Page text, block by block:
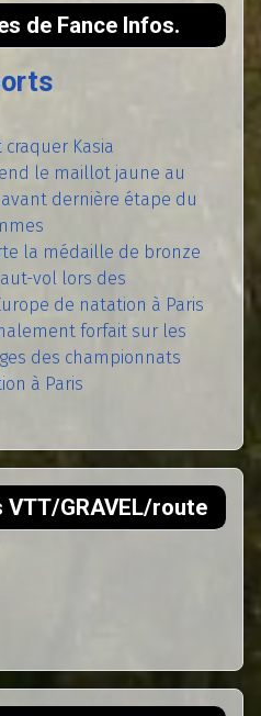
de Fance Infos.
craquer Kasia
le maillot jaune au
dernière étape du
la médaille de bronze
vol lors des
de natation à Paris
forfait sur les
des championnats
à Paris
VTT/GRAVEL/route